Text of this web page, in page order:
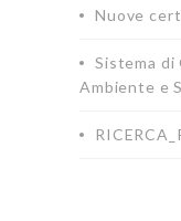
Nuove
Sistema
Ambiente e